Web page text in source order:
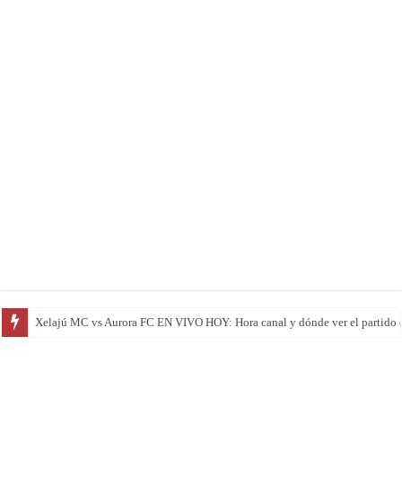
Marquense vs Municipal EN VIVO HOY: el campeón visita una de las